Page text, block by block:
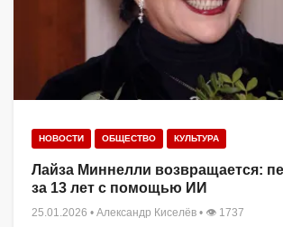
НОВОСТИ ОБЩЕСТВО КУЛЬТУРА
Лайза Миннелли возвращается:
за 13 лет с помощью ИИ
25.01.2026 • Александр Киселёв • 👁 1737